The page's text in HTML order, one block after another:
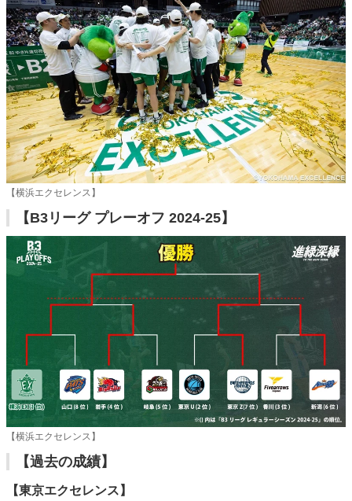
【横浜エクセレンス】
【B3リーグ プレーオフ 2024-25】
【横浜エクセレンス】
【過去の成績】
【東京エクセレンス】